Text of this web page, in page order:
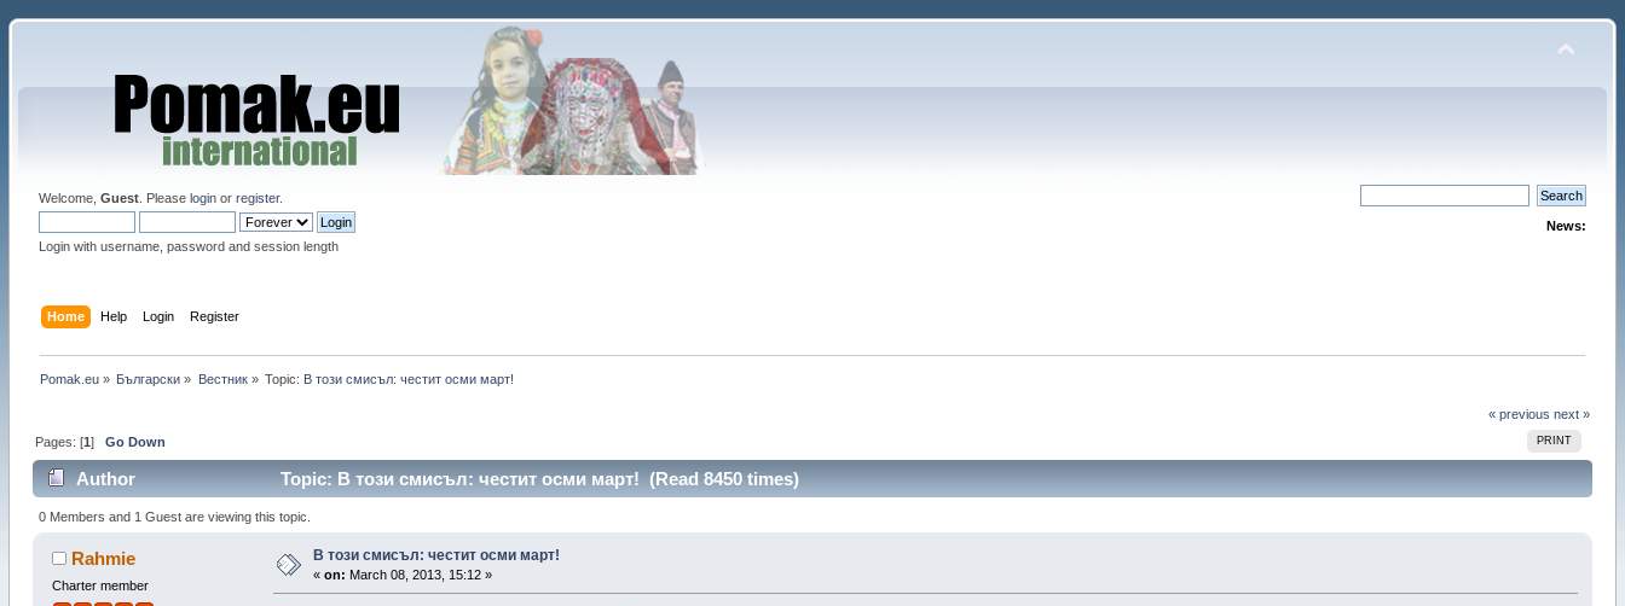
Welcome, Guest. Please loginor register.
Login with username, password and session length
News:
Home Help Login Register
Pomak.eu» Български » Bестник» Topic: В този смисъл: честит осми март!
« previous next »
PRINT
Pages: [1] Go Down
Author Topic: В този смисъл: честит осми март! (Read 8450 times)
0 Members and 1 Guest are viewing this topic.
Rahmie
Charter member
В този смисъл: честит осми март!
« on: March 08, 2013, 15:12 »